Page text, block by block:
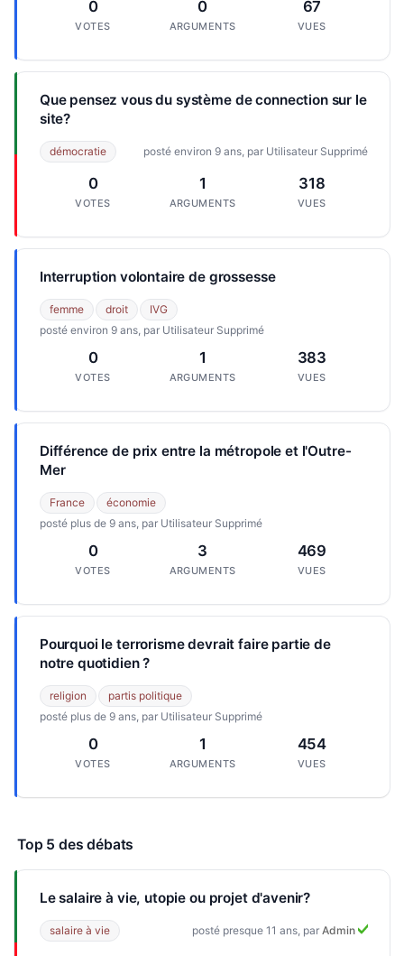
0
VOTES
0
ARGUMENTS
67
VUES
0
VOTES
1
ARGUMENTS
318
VUES
Que pensez vous du système de connection sur le
site?
démocratie posté environ 9 ans, par Utilisateur Supprimé
0
VOTES
1
ARGUMENTS
383
VUES
Interruption volontaire de grossesse
femme droit
IVG
posté environ 9 ans, par Utilisateur Supprimé
0
VOTES
3
ARGUMENTS
469
VUES
Différence de prix entre la métropole et l'Outre-
Mer
France
économie
posté plus de 9 ans, par Utilisateur Supprimé
0
VOTES
1
ARGUMENTS
454
VUES
Pourquoi le terrorisme devrait faire partie de
notre quotidien ?
religion
partis politique
posté plus de 9 ans, par Utilisateur Supprimé
Top 5 des débats
Le salaire à vie, utopie ou projet d'avenir?
salaire à vie posté presque 11 ans, parAdmin